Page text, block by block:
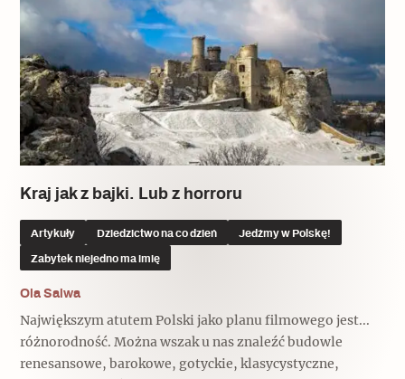
Kraj jak z bajki. Lub z horroru
Artykuły Dziedzictwo na co dzień Jedźmy w Polskę!
Zabytek niejedno ma imię
Ola Salwa
Największym atutem Polski jako planu filmowego jest...
różnorodność. Można wszak u nas znaleźć budowle
renesansowe, barokowe, gotyckie, klasycystyczne,